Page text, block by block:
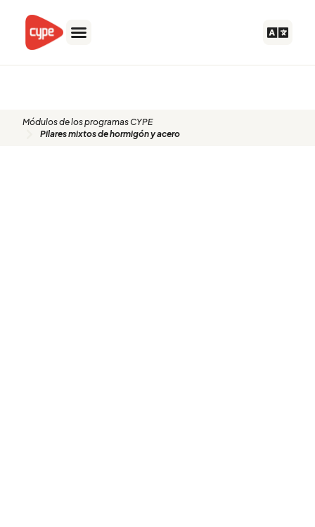
contenido
Módulos de los programas CYPE
Pilares mixtos de hormigón y acero